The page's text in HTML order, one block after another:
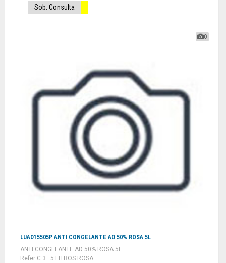
Sob. Consulta
0
LUAD15505P ANTI CONGELANTE AD 50% ROSA 5L
ANTI CONGELANTE AD 50% ROSA 5L
Refer C 3 : 5 LITROS ROSA